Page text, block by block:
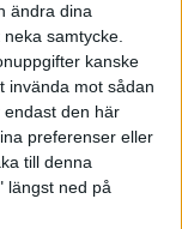
ändra dina
samtycke.
kanske
invända mot sådan
endast den här
preferenser eller
till denna
längst ned på
där finns det
mig.